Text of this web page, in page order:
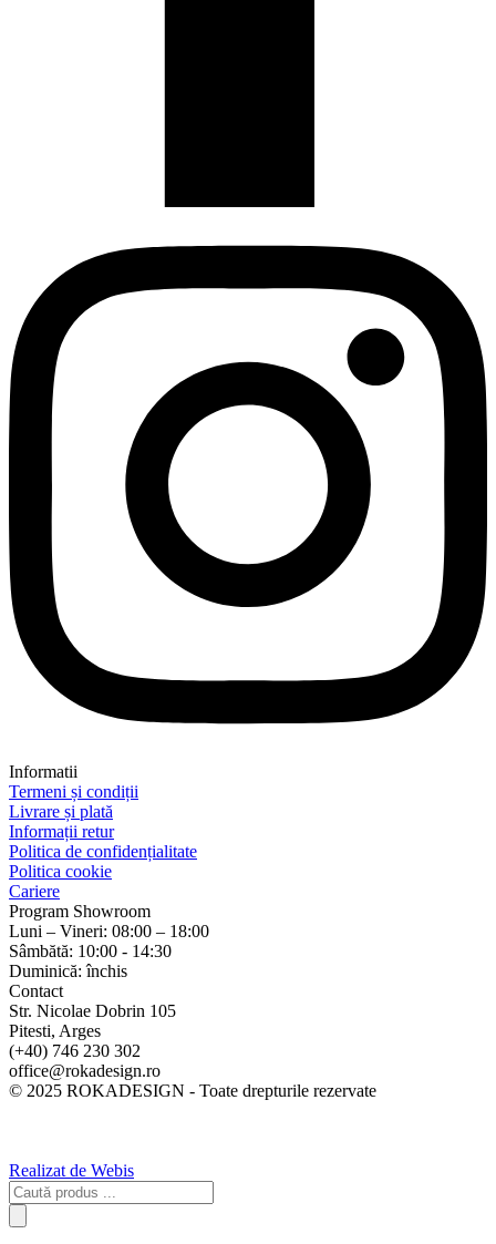
Informatii
Termeni și condiții
Livrare și plată
Informații retur
Politica de confidențialitate
Politica cookie
Cariere
Program Showroom
Luni – Vineri: 08:00 – 18:00
Sâmbătă: 10:00 - 14:30
Duminică: închis
Contact
Str. Nicolae Dobrin 105
Pitesti, Arges
(+40) 746 230 302
office@rokadesign.ro
© 2025 ROKADESIGN - Toate drepturile rezervate
Realizat de Webis
Products
search